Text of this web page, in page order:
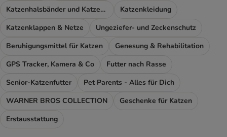
Katzenhalsbänder und Katzengeschirr
Katzenkleidung
Katzenklappen & Netze
Ungeziefer- und Zeckenschutz
Beruhigungsmittel für Katzen
Genesung & Rehabilitation
GPS Tracker, Kamera & Co
Futter nach Rasse
Senior-Katzenfutter
Pet Parents - Alles für Dich
WARNER BROS COLLECTION
Geschenke für Katzen
Erstausstattung